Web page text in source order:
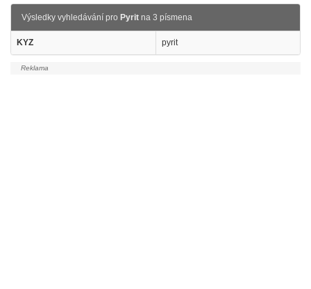
Výsledky vyhledávání pro Pyrit na 3 písmena
KYZ pyrit